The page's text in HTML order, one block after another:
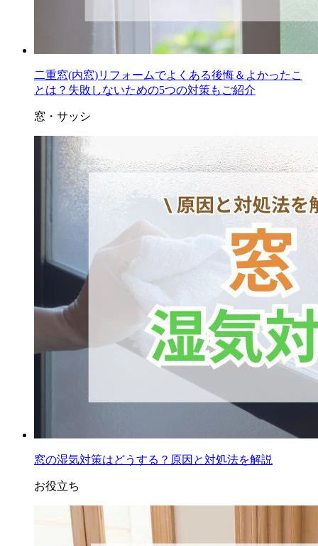
二重窓(内窓)リフォームでよくある後悔＆よかったこ
とは？失敗しないための5つの対策もご紹介
窓・サッシ
窓の湿気対策はどうする？原因と対処法を解説
お役立ち